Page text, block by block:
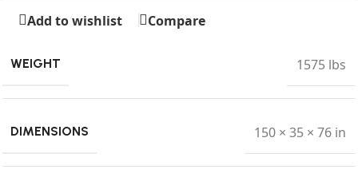
Add to wishlist Compare
WEIGHT 1575 lbs
DIMENSIONS 150 × 35 × 76 in